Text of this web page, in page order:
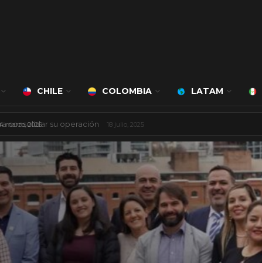
CHILE COLOMBIA LATAM
a cargo de Bert Milan 24 marzo, 2026